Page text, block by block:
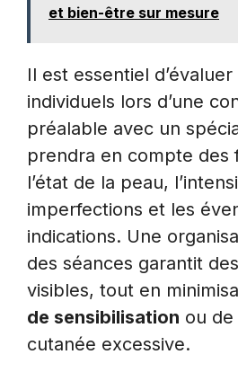
et bien-être sur mesure
Il est essentiel
individuels lors d’une
préalable avec un
prendra en compte des
l’état de la peau,
imperfections et les
indications. Une
des séances garantit
visibles, tout en
de sensibilisation ou
cutanée excessive.